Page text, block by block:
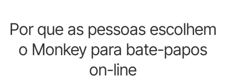
Por que as pessoas escolhem
o Monkey para bate-papos
on-line